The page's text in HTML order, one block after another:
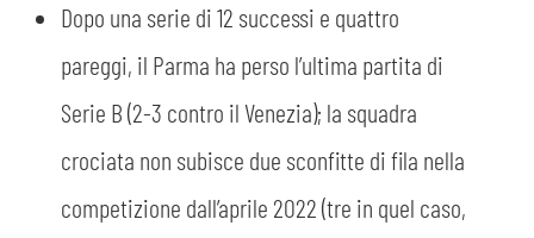
Dopo una serie di 12 successi e quattro
pareggi, il Parma ha perso l’ultima partita di
Serie B (2-3 contro il Venezia); la squadra
crociata non subisce due sconfitte di fila nella
competizione dall’aprile 2022 (tre in quel caso,